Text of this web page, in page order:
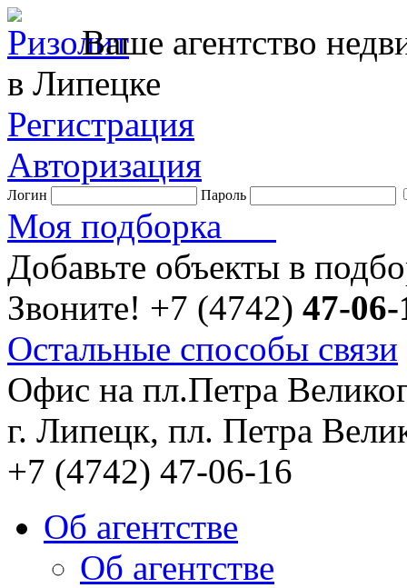
Ваше агентство
в Липецке
Регистрация
Авторизация
Логин Пароль
Моя подборка
Добавьте объекты в
Звоните! +7 (4742) 47-06-
Остальные способы связи
Офис на пл.Петра
г. Липецк, пл. Петра
+7 (4742) 47-06-16
Об агентстве
Об агентстве